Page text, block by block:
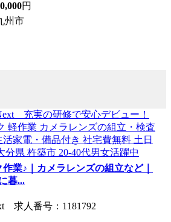
円
州市
業♪｜カメラレンズの組立など｜
暮...
求人番号：1181792